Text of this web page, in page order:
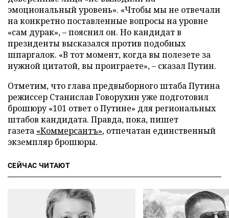
эмоциональный уровень». «Чтобы мы не отвечали
на конкретно поставленные вопросы на уровне
«сам дурак», – пояснил он. Но кандидат в
президенты высказался против подобных
шпаргалок. «В тот момент, когда вы полезете за
нужной цитатой, вы проиграете», – сказал Путин.
Отметим, что глава предвыборного штаба Путина
режиссер Станислав Говорухин уже подготовил
брошюру «101 ответ о Путине» для региональных
штабов кандидата. Правда, пока, пишет
газета «Коммерсантъ», отпечатан единственный
экземпляр брошюры.
СЕЙЧАС ЧИТАЮТ